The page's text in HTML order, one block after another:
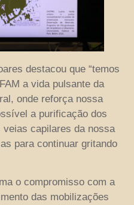
destacou que “temos
a vida pulsante da
onde reforça nossa
a purificação dos
capilares da nossa
para continuar gritando
o compromisso com a
das mobilizações